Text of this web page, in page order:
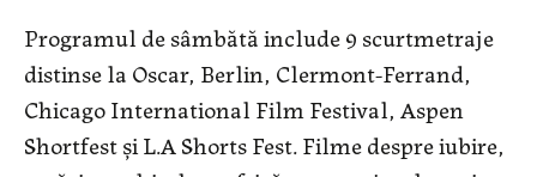
Programul de sâmbătă include 9 scurtmetraje
distinse la Oscar, Berlin, Clermont-Ferrand,
Chicago International Film Festival, Aspen
Shortfest și L.A Shorts Fest. Filme despre iubire,